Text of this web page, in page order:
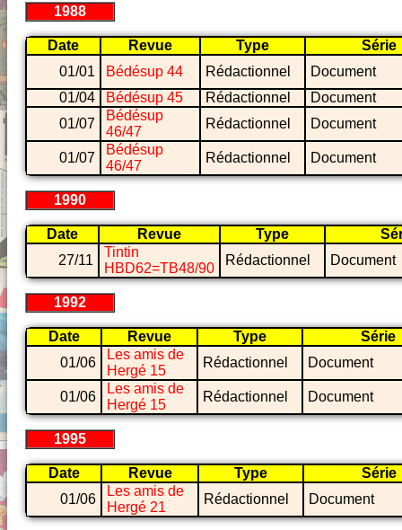
1988
Date Revue Type
Série
01/01
Bédésup 44 Rédactionnel
Document
01/04
Bédésup 45 Rédactionnel
Document
01/07
Bédésup
46/47
Rédactionnel Document
01/07
Bédésup
46/47
Rédactionnel Document
1990
Date Revue Type
27/11
Tintin
HBD62=TB48/90
Rédactionnel Document
1992
Date Revue Type
Série
01/06
Les amis de
Hergé 15
Rédactionnel Document
01/06
Les amis de
Hergé 15
Rédactionnel Document
1995
Date Revue Type
Série
01/06
Les amis de
Hergé 21
Rédactionnel Document